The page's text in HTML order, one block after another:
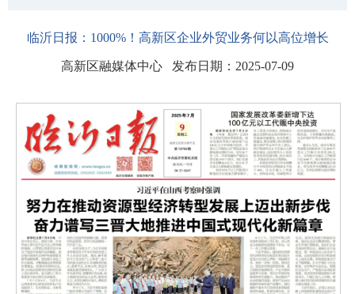
临沂日报：1000%！高新区企业外贸业务何以高位增长
高新区融媒体中心 发布日期：2025-07-09